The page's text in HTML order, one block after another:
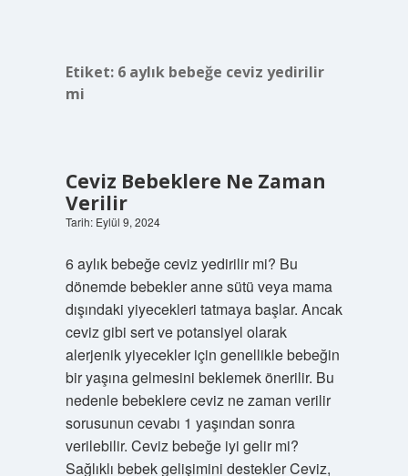
Etiket: 6 aylık bebeğe ceviz yedirilir
mi
Ceviz Bebeklere Ne Zaman
Verilir
Tarih: Eylül 9, 2024
6 aylık bebeğe ceviz yedirilir mi? Bu
dönemde bebekler anne sütü veya mama
dışındaki yiyecekleri tatmaya başlar. Ancak
ceviz gibi sert ve potansiyel olarak
alerjenik yiyecekler için genellikle bebeğin
bir yaşına gelmesini beklemek önerilir. Bu
nedenle bebeklere ceviz ne zaman verilir
sorusunun cevabı 1 yaşından sonra
verilebilir. Ceviz bebeğe iyi gelir mi?
Sağlıklı bebek gelişimini destekler Ceviz,